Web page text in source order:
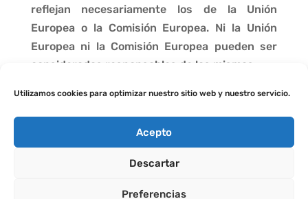
Utilizamos cookies para optimizar nuestro sitio web y nuestro servicio.
Acepto
Descartar
Preferencias
reflejan necesariamente los de la Unión
Europea o la Comisión Europea. Ni la Unión
Europea ni la Comisión Europea pueden ser
consideradas responsables de las mismas.